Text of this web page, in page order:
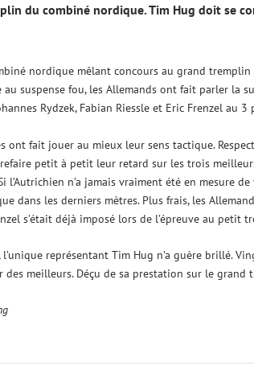
du combiné nordique. Tim Hug doit se
nordique mêlant concours au grand
au suspense fou, les Allemands ont fait parler la
Rydzek, Fabian Riessle et Eric Frenzel au 3
ont fait jouer au mieux leur sens tactique.
petit à petit leur retard sur les trois
l’Autrichien n’a jamais vraiment été en mesure
dans les derniers mètres. Plus frais, les
s’était déjà imposé lors de l’épreuve au petit
représentant Tim Hug n’a guère brillé.
des meilleurs. Déçu de sa prestation sur le